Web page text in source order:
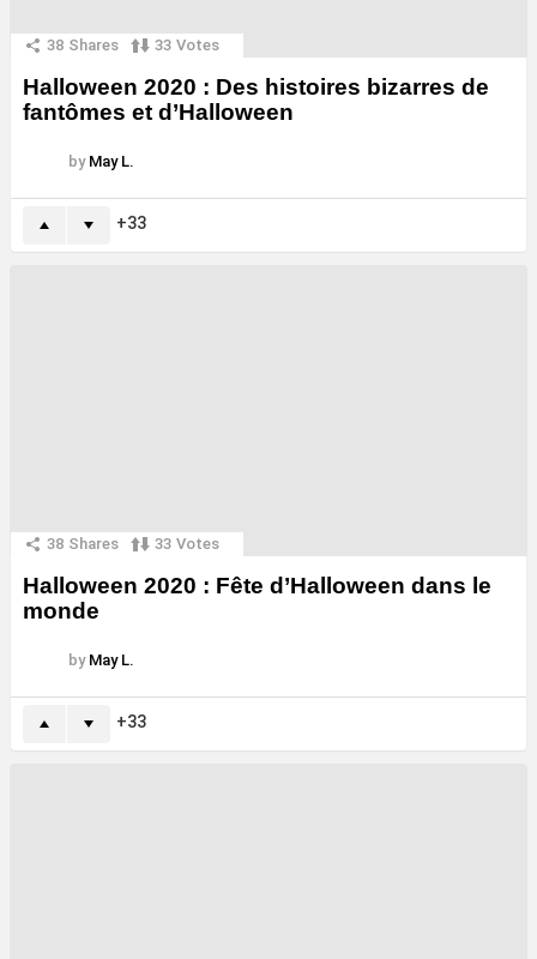
38 Shares 33 Votes
Halloween 2020 : Des histoires bizarres de
fantômes et d’Halloween
by May L.
33
38 Shares 33 Votes
Halloween 2020 : Fête d’Halloween dans le
monde
by May L.
33